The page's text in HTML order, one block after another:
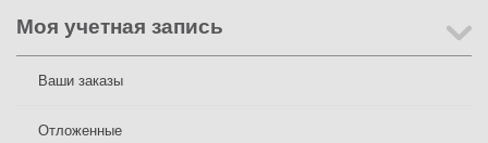
Моя учетная запись
Ваши заказы
Отложенные